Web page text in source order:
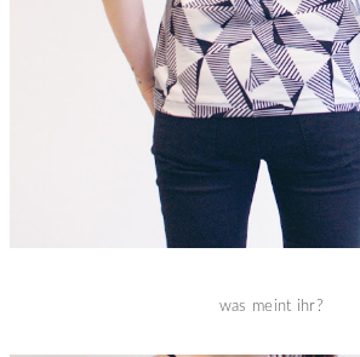
was meint ihr?